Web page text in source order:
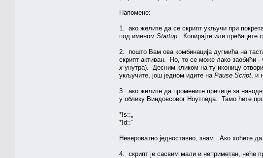
Напомене:
1. ако желите да се скрипт укључи при
под именом Startup . Копирајте или пребаците
2. пошто Вам ова комбинација дугмића на
скрипт активан. Но, то се може лако заобићи
х унутра). Десним кликом на ту иконицу
укључите, још једном идите на Pause Script , и
3. ако желите да промените пречице за
у облику Виндовсовог Ноутпеда. Тамо ћете
*!s::„
*!d::”
Невероватно једноставно, знам. Ако хоћете
4. скрипт је сасвим мали и неприметан, неће